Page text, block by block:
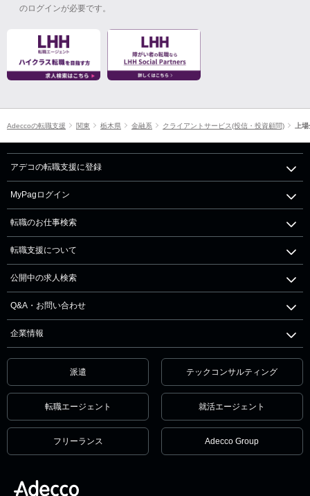
のログインが必要です。
Adeccoの転職支援 関東 栃木県 金融系 クライアントサービス(投信・投資顧問) 上
アデコの転職支援に登録
MyPagログイン
転職のお仕事検索
転職支援について
公開中の求人検索
Q&A・お問い合わせ
企業情報
派遣 テックコンサルティング
転職エージェント 就活エージェント
フリーランス Adecco Group